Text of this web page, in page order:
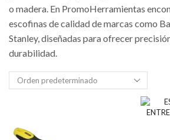
o madera. En PromoHerramientas
escofinas de calidad de marcas como
Stanley, diseñadas para ofrecer
durabilidad.